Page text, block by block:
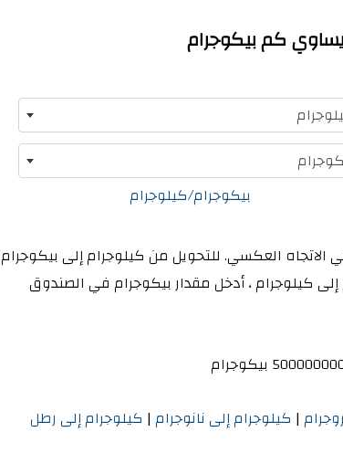
بيكوجرام/كيلوجرام
الاتجاه العكسي. للتحويل من كيلوجرام إلى بيكوجرام
كيلوجرام ، أدخل مقدار بيكوجرام في الصندوق
بيكوجرام
| كيلوجرام إلى نانوجرام | كيلوجرام إلى رطل